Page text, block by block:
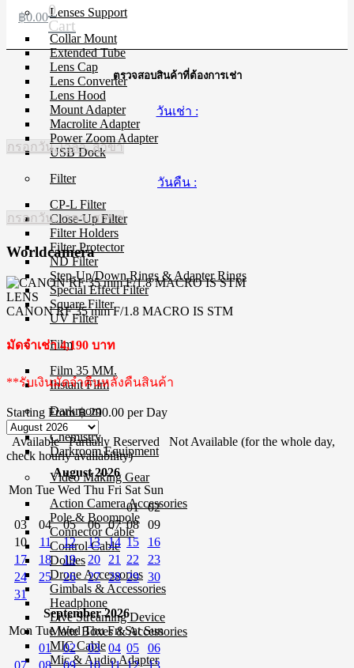
Lenses Support
Collar Mount
Extended Tube
Lens Cap
Lens Converter
Lens Hood
Mount Adapter
Macrolite Adapter
Power Zoom Adapter
USB Dock
Filter
CP-L Filter
Close-Up Filter
Filter Holders
Filter Protector
ND Filter
Step-Up/Down Rings & Adapter Rings
Special Effect Filter
Square Filter
UV Filter
Film
Film 35 MM.
Instant Film
Darkroom
Chemistry
Darkroom Equipment
Video Making Gear
Action Camera Accessories
Pole & Boompole
Connector Cable
Control Cable
Dollies
Drone Accessories
Gimbals & Accessories
Headphone
Live Streaming Device
Matte Boxes & Accessories
MIC Cable
Mic & Audio Adapter
฿0.000
Cart
ตรวจสอบสินค้าที่ต้องการเช่า
วันเช่า :
กรอกวัน, เวลา, สาขา
วันคืน :
กรอกวัน, เวลา, สาขา
Worldcamera
LENS
CANON RF 35 mm F/1.8 MACRO IS STM
มัดจำเช่า 4,190 บาท
**รับเงินมัดจำคืนหลังคืนสินค้า
Starting From ฿ 290.00 per Day
Available Partially Reserved
Not Available (for the whole day,
check hourly availability)
August 2026
Mon Tue Wed Thu Fri Sat Sun
01
02
03
04 05 06 07 08
09
10
11 12 13 14 15
16
17
18 19 20 21 22
23
24
25 26 27 28 29
30
31
September 2026
Mon Tue Wed Thu Fri Sat Sun
01
02 03 04 05
06
07
08 09 10 11 12
13